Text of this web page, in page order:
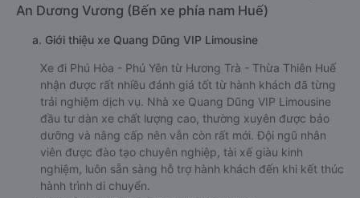
An Dương Vương (Bến xe phía nam Huế)
a. Giới thiệu xe Quang Dũng VIP Limousine
Xe đi Phú Hòa - Phú Yên từ Hương Trà - Thừa Thiên Huế
nhận được rất nhiều đánh giá tốt từ hành khách đã từng
trải nghiệm dịch vụ. Nhà xe Quang Dũng VIP Limousine
đầu tư dàn xe chất lượng cao, thường xuyên được bảo
dưỡng và nâng cấp nên vẫn còn rất mới. Đội ngũ nhân
viên được đào tạo chuyên nghiệp, tài xế giàu kinh
nghiệm, luôn sẵn sàng hỗ trợ hành khách đến khi kết thúc
hành trình di chuyển.